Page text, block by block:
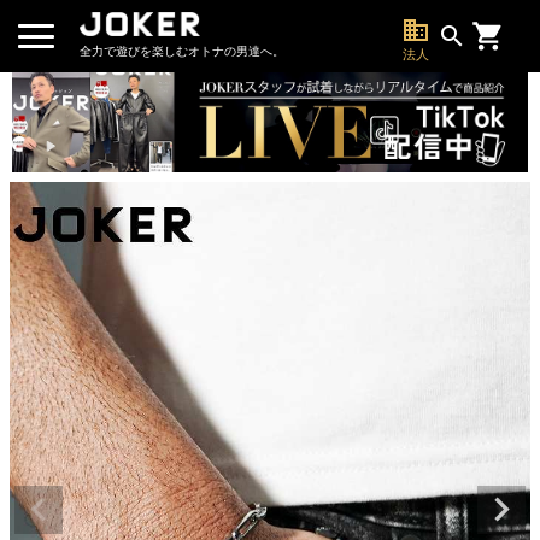
全力で遊びを楽しむオトナの男達へ。
business
法人
search